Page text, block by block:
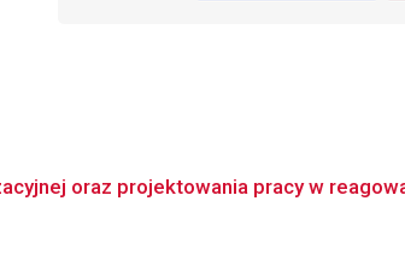
oraz projektowania pracy w